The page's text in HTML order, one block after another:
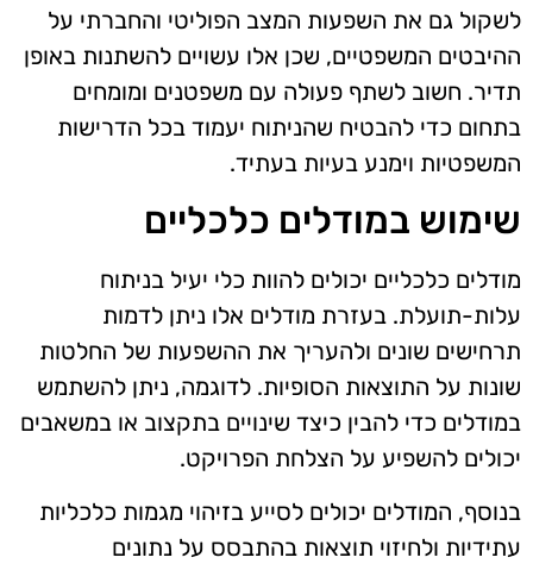
לשקול גם את השפעות המצב הפוליטי והחברתי על
ההיבטים המשפטיים, שכן אלו עשויים להשתנות באופן
תדיר. חשוב לשתף פעולה עם משפטנים ומומחים
בתחום כדי להבטיח שהניתוח יעמוד בכל הדרישות
המשפטיות וימנע בעיות בעתיד.
שימוש במודלים כלכליים
מודלים כלכליים יכולים להוות כלי יעיל בניתוח
עלות-תועלת. בעזרת מודלים אלו ניתן לדמות
תרחישים שונים ולהעריך את ההשפעות של החלטות
שונות על התוצאות הסופיות. לדוגמה, ניתן להשתמש
במודלים כדי להבין כיצד שינויים בתקצוב או במשאבים
יכולים להשפיע על הצלחת הפרויקט.
בנוסף, המודלים יכולים לסייע בזיהוי מגמות כלכליות
עתידיות ולחיזוי תוצאות בהתבסס על נתונים